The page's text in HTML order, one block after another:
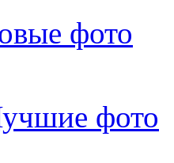
фото
фото